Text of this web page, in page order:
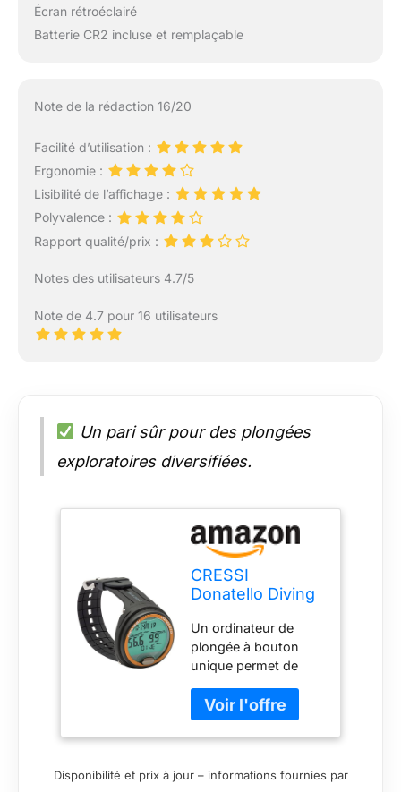
Écran rétroéclairé
Batterie CR2 incluse et remplaçable
Note de la rédaction 16/20
Facilité d’utilisation :
Ergonomie :
Lisibilité de l’affichage :
Polyvalence :
Rapport qualité/prix :
Notes des utilisateurs 4.7/5
Note de 4.7 pour 16 utilisateurs
Un pari sûr pour des plongées
exploratoires diversifiées.
CRESSI
Donatello Diving
Black/Orange -
Ordinateur de
plongée
professionnel
pour Plongée et
Apnée,
Noir/Rose, Taille
adulte
Un ordinateur de
plongée à bouton
unique permet de
le nitrox, la jauge et le
mode libre. Idéal pour
les débutants en
marine. Il est facile à
Disponibilité et prix à jour – informations fournies par